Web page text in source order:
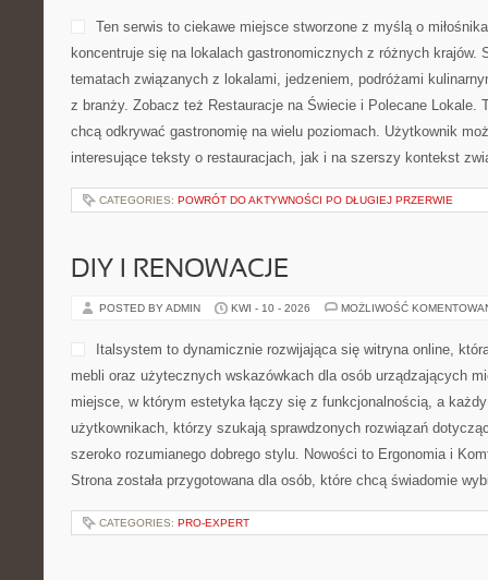
Ten serwis to ciekawe miejsce stworzone z myślą o
koncentruje się na lokalach gastronomicznych z różnych krajów.
tematach związanych z lokalami, jedzeniem, podróżami
z branży. Zobacz też Restauracje na Świecie i Polecane Lokale.
chcą odkrywać gastronomię na wielu poziomach. Użytkownik
interesujące teksty o restauracjach, jak i na szerszy kontekst
CATEGORIES: POWRÓT DO AKTYWNOŚCI PO DŁUGIEJ PRZERWIE
DIY I RENOWACJE
POSTED BY ADMIN KWI - 10 - 2026 MOŻLIWOŚĆ
Italsystem to dynamicznie rozwijająca się witryna online,
mebli oraz użytecznych wskazówkach dla osób urządzających
miejsce, w którym estetyka łączy się z funkcjonalnością, a
użytkownikach, którzy szukają sprawdzonych rozwiązań
szeroko rozumianego dobrego stylu. Nowości to Ergonomia i
Strona została przygotowana dla osób, które chcą świadomie
CATEGORIES: PRO-EXPERT